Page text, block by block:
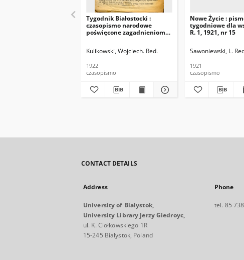
Tygodnik Białostocki :
czasopismo narodowe
poświęcone zagadnieniom
uwzględnieniem spraw
Kulikowski, Wojciech. Red.
1922
czasopismo
Nowe Życie :
tygodniowe dla
R. 1, 1921, nr 15
Sawoniewski, L.
1921
czasopismo
CONTACT DETAILS
Address
University of Bialystok,
University Library Jerzy Giedroyc,
ul. K. Ciołkowskiego 1R
15-245 Bialystok, Poland
Phone
tel. 85